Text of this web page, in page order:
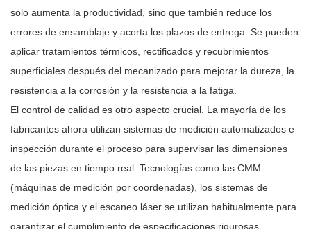
solo aumenta la productividad, sino que también reduce los
errores de ensamblaje y acorta los plazos de entrega. Se pueden
aplicar tratamientos térmicos, rectificados y recubrimientos
superficiales después del mecanizado para mejorar la dureza, la
resistencia a la corrosión y la resistencia a la fatiga.
El control de calidad es otro aspecto crucial. La mayoría de los
fabricantes ahora utilizan sistemas de medición automatizados e
inspección durante el proceso para supervisar las dimensiones
de las piezas en tiempo real. Tecnologías como las CMM
(máquinas de medición por coordenadas), los sistemas de
medición óptica y el escaneo láser se utilizan habitualmente para
garantizar el cumplimiento de especificaciones rigurosas.